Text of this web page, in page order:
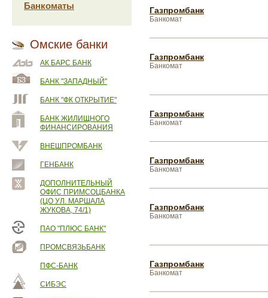
Банкоматы
Омские банки
АК БАРС БАНК
БАНК "ЗАПАДНЫЙ"
БАНК "ФК ОТКРЫТИЕ"
БАНК ЖИЛИЩНОГО
ФИНАНСИРОВАНИЯ
ВНЕШПРОМБАНК
ГЕНБАНК
ДОПОЛНИТЕЛЬНЫЙ
ОФИС ПРИМСОЦБАНКА
(ЦО УЛ. МАРШАЛА
ЖУКОВА, 74/1)
ПАО "ПЛЮС БАНК"
ПРОМСВЯЗЬБАНК
ПФС-БАНК
СИБЭС
Газпромбанк
Банкомат
Газпромбанк
Банкомат
Газпромбанк
Банкомат
Газпромбанк
Банкомат
Газпромбанк
Банкомат
Газпромбанк
Банкомат